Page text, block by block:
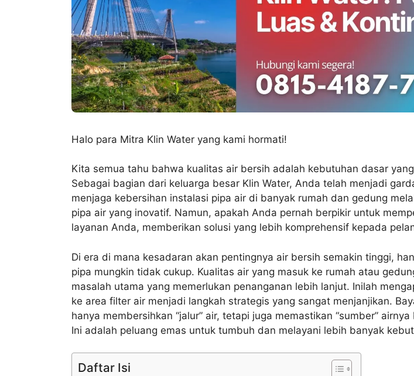
Halo para Mitra Klin Water yang kami hormati!
Kita semua tahu bahwa kualitas air bersih adalah kebutuhan dasar
Sebagai bagian dari keluarga besar Klin Water, Anda telah menjadi
menjaga kebersihan instalasi pipa air di banyak rumah dan gedung
pipa air yang inovatif. Namun, apakah Anda pernah berpikir untuk
layanan Anda, memberikan solusi yang lebih komprehensif kepada
Di era di mana kesadaran akan pentingnya air bersih semakin tinggi,
pipa mungkin tidak cukup. Kualitas air yang masuk ke rumah atau
masalah utama yang memerlukan penanganan lebih lanjut. Inilah
ke area filter air menjadi langkah strategis yang sangat menjanjikan.
hanya membersihkan “jalur” air, tetapi juga memastikan “sumber”
Ini adalah peluang emas untuk tumbuh dan melayani lebih banyak
Daftar Isi